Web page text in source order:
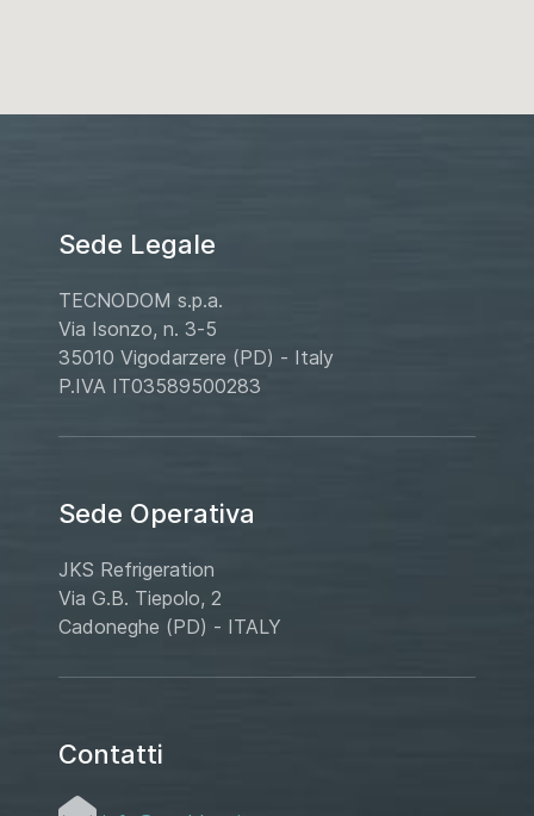
Sede Legale
TECNODOM s.p.a.
Via Isonzo, n. 3-5
35010 Vigodarzere (PD) - Italy
P.IVA IT03589500283
Sede Operativa
JKS Refrigeration
Via G.B. Tiepolo, 2
Cadoneghe (PD) - ITALY
Contatti